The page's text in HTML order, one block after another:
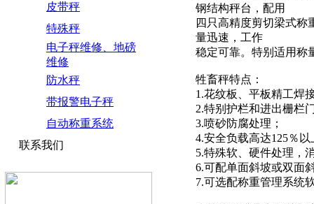
皮带秤
特殊秤
电子秤维修、地磅
维修
防水秤
带报警电子秤
自动称重系统
联系我们
钢结构秤台，配用
四只高精度剪切梁式称
量迅速，工作
稳定可靠。特别适用称
牲畜秤特点：
1.花纹板、平板精工焊
2.特别护栏和进出栅栏
3.喷砂防腐处理；
4.安全负载高达125％以
5.特殊软、硬件处理，
6.可配单面斜坡或双面
7.可选配称重管理系统